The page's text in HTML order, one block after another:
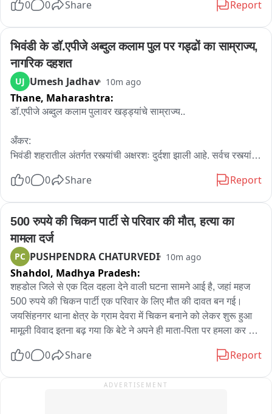
Bawal, Nuh, Aurangabad, Hodal (Haryana) Saharanpur,
Sakoti Tanda, Hastinapur, Baraut, Daurala, Bagpat,
Meerut, Khekra, Modinagar, Kithor, Pilakhua, Hapur,
Gulaoti, Siyana, Sikandrabad, Bulandshahar,
Jahangirabad, Anupshahar, Shikarpur, Khurja, Pahasu,
Debai, Narora, Gabhana, Jattari, Khair, Aligarh,
Nandgaon, Iglas, Barsana, Raya, Hathras, Mathura,
Kotputli, Alwar, Viratnagar, Nagar, Deeg, Laxmangarh,
Rajgarh, Nadbai, Mahawa, Mahandipur Balaji, Bayana
0 0 Share Report
भिवंडी के डॉ.एपीजे अब्दुल कलाम पुल पर गड्ढों का साम्राज्य,
नागरिक दहशत
UJ Umesh Jadhav 10m ago
Thane, Maharashtra:
डॉ.एपीजे अब्दुल कलाम पुलावर खड्ड्यांचे साम्राज्य..
अँकर:
भिवंडी शहरातील अंतर्गत रस्त्यांची अक्षरशः दुर्दशा झाली आहे. सर्वच रस्त्यांवर
सर्वात धक्कादायक बाब म्हणजे, भिवंडीतील डॉ.एपीजे अब्दुल कलाम
झाली असून दुचाकी चालकांना अपघाताचा धोका वाढला आहे. चारचाकी
वाहनचांची दुरुस्तीवर हजारो रुपये खर्च होत आहेत.
*[CUT TO: PACKAGE START]*
---
*VO 1 -
हे दृश्य आहे भिवंडीतील डॉ.एपीजे अब्दुल कलाम उड्डाणपुलाचे. महत्त्वाचा
चाळण झाली आहे. त्यामुळे रोज शेकडो दुचाकी आणि चारचाकी वाहनचालक
भिवंडी महापालिकेने तब्बल 3 कोटी रुपये खर्च केले. तरीही रस्त्यांची अवस्था
0 0 Share Report
500 रुपये की चिकन पार्टी से परिवार की मौत, हत्या का
मामला दर्ज
PC PUSHPENDRA CHATURVEDI 10m ago
Shahdol, Madhya Pradesh:
शहडोल जिले से एक दिल दहला देने वाली घटना सामने आई है, जहां महज
500 रुपये की चिकन पार्टी एक परिवार के लिए मौत की दावत बन गई।
जयसिंहनगर थाना क्षेत्र के ग्राम देवरा में चिकन बनाने को लेकर शुरू हुआ
मामूली विवाद इतना बढ़ गया कि बेटे ने अपने ही माता-पिता पर हमला कर
हालत में अस्पताल में भर्ती है। पुलिस ने आरोपी बेटे को गिरफ्तार कर हत्या
0 0 Share Report
ADVERTISEMENT